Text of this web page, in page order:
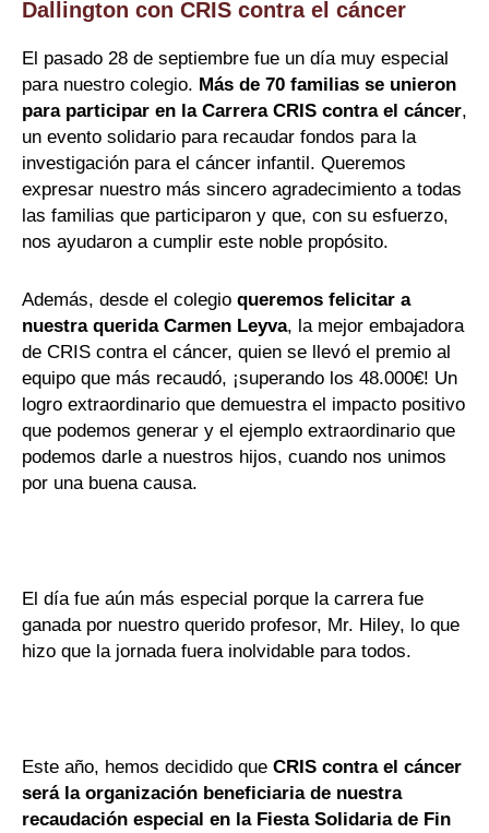
Dallington con CRIS contra el cáncer
El pasado 28 de septiembre fue un día muy especial
para nuestro colegio. Más de 70 familias se unieron
para participar en la Carrera CRIS contra el cáncer,
un evento solidario para recaudar fondos para la
investigación para el cáncer infantil. Queremos
expresar nuestro más sincero agradecimiento a todas
las familias que participaron y que, con su esfuerzo,
nos ayudaron a cumplir este noble propósito.
Además, desde el colegio queremos felicitar a
nuestra querida Carmen Leyva, la mejor embajadora
de CRIS contra el cáncer, quien se llevó el premio al
equipo que más recaudó, ¡superando los 48.000€! Un
logro extraordinario que demuestra el impacto positivo
que podemos generar y el ejemplo extraordinario que
podemos darle a nuestros hijos, cuando nos unimos
por una buena causa.
El día fue aún más especial porque la carrera fue
ganada por nuestro querido profesor, Mr. Hiley, lo que
hizo que la jornada fuera inolvidable para todos.
Este año, hemos decidido que CRIS contra el cáncer
será la organización beneficiaria de nuestra
recaudación especial en la Fiesta Solidaria de Fin